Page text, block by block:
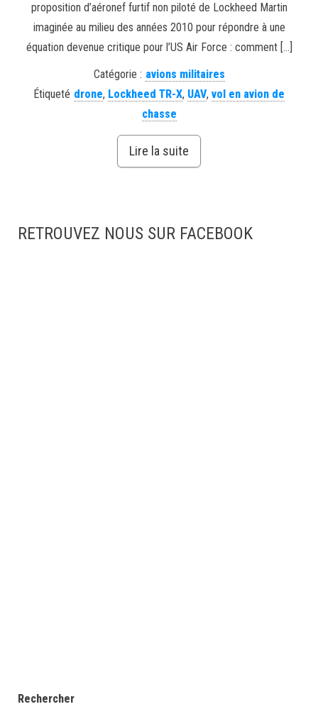
proposition d’aéronef furtif non piloté de Lockheed Martin
imaginée au milieu des années 2010 pour répondre à une
équation devenue critique pour l’US Air Force : comment […]
Catégorie : avions militaires
Étiqueté drone, Lockheed TR-X, UAV, vol en avion de
chasse
Lire la suite
RETROUVEZ NOUS SUR FACEBOOK
Rechercher